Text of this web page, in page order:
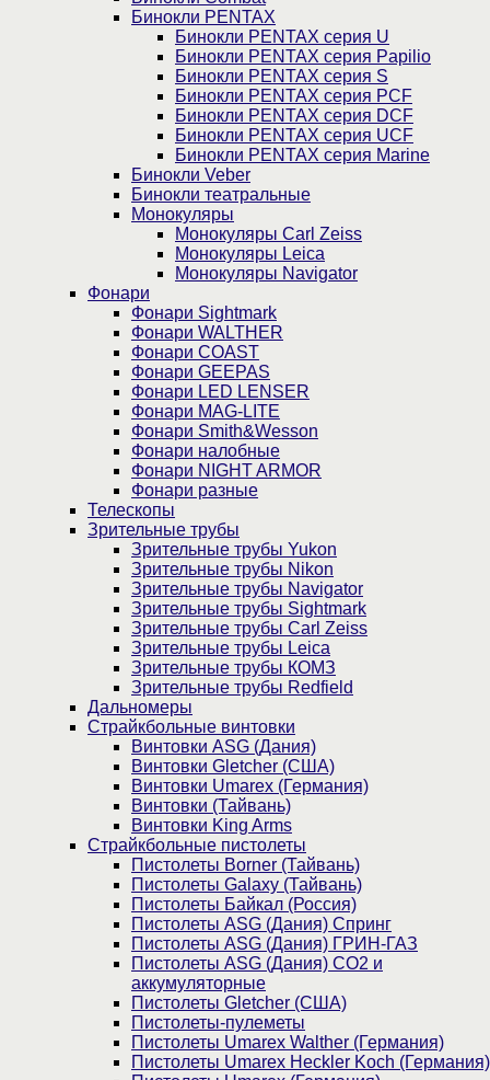
Бинокли PENTAX
Бинокли PENTAX серия U
Бинокли PENTAX серия Papilio
Бинокли PENTAX серия S
Бинокли PENTAX серия PCF
Бинокли PENTAX серия DCF
Бинокли PENTAX серия UCF
Бинокли PENTAX серия Marine
Бинокли Veber
Бинокли театральные
Монокуляры
Монокуляры Carl Zeiss
Монокуляры Leica
Монокуляры Navigator
Фонари
Фонари Sightmark
Фонари WALTHER
Фонари COAST
Фонари GEEPAS
Фонари LED LENSER
Фонари MAG-LITE
Фонари Smith&Wesson
Фонари налобные
Фонари NIGHT ARMOR
Фонари разные
Телескопы
Зрительные трубы
Зрительные трубы Yukon
Зрительные трубы Nikon
Зрительные трубы Navigator
Зрительные трубы Sightmark
Зрительные трубы Carl Zeiss
Зрительные трубы Leica
Зрительные трубы КОМЗ
Зрительные трубы Redfield
Дальномеры
Страйкбольные винтовки
Винтовки ASG (Дания)
Винтовки Gletcher (США)
Винтовки Umarex (Германия)
Винтовки (Тайвань)
Винтовки King Arms
Страйкбольные пистолеты
Пистолеты Borner (Тайвань)
Пистолеты Galaxy (Тайвань)
Пистолеты Байкал (Россия)
Пистолеты ASG (Дания) Спринг
Пистолеты ASG (Дания) ГРИН-ГАЗ
Пистолеты ASG (Дания) CO2 и
аккумуляторные
Пистолеты Gletcher (США)
Пистолеты-пулеметы
Пистолеты Umarex Walther (Германия)
Пистолеты Umarex Heckler Koch (Германия)